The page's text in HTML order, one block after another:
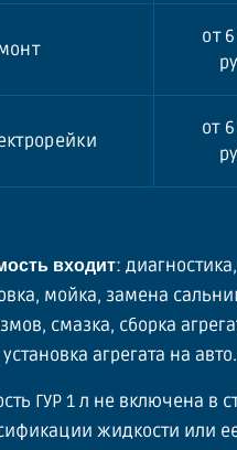
от
от
входит:
мойка, замена
смазка, сборка
агрегата на авто.
ГУР 1 л не включена в
жидкости или